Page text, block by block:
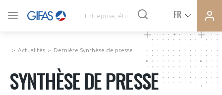
FR
Actualités Dernière Synthèse de presse
SYNTHÈSE DE PRESSE
VOUS ÊTES ADHÉRENTS